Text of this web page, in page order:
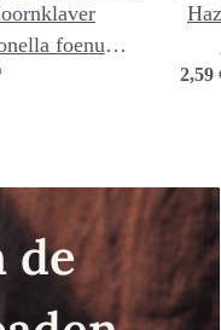
foenum-
zaden
2,59
de